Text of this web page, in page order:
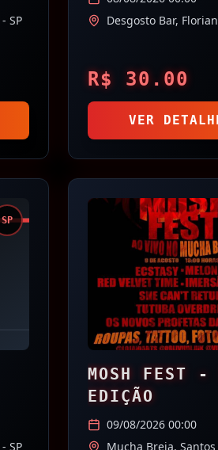
- SP
Desgosto Bar,
R$ 30.00
VER
SP
- SP
MOSH FEST -
EDIÇÃO
09/08/2026 00:00
Mucha Breja, Santos